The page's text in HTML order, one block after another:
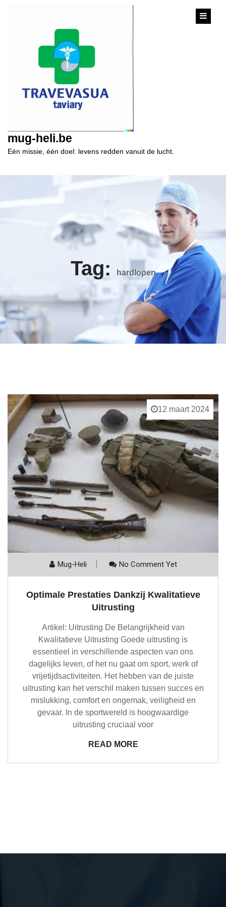
mug-heli.be
Eén missie, één doel: levens redden vanuit de lucht.
Tag: hardlopen
12 maart 2024
Mug-Heli No Comment Yet
Optimale Prestaties Dankzij Kwalitatieve
Uitrusting
Artikel: Uitrusting De Belangrijkheid van
Kwalitatieve Uitrusting Goede uitrusting is
essentieel in verschillende aspecten van ons
dagelijks leven, of het nu gaat om sport, werk of
vrijetijdsactiviteiten. Het hebben van de juiste
uitrusting kan het verschil maken tussen succes en
mislukking, comfort en ongemak, veiligheid en
gevaar. In de sportwereld is hoogwaardige
uitrusting cruciaal voor
READ MORE